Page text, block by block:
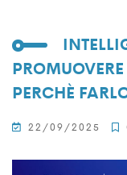
PERCHÈ
22/09/2025